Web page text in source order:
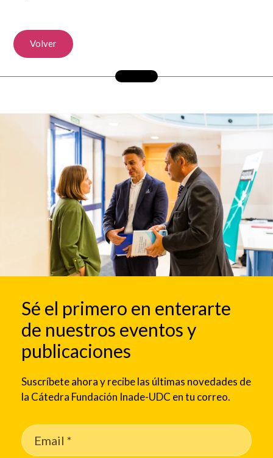
Volver
Sé el primero en enterarte
de nuestros eventos y
publicaciones
Suscríbete ahora y recibe las últimas novedades de
la Cátedra Fundación Inade-UDC en tu correo.